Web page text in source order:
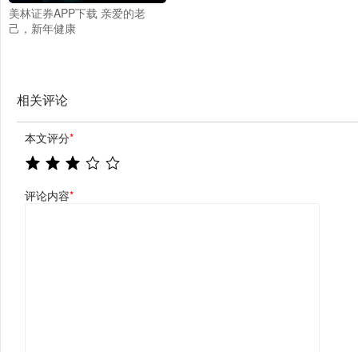
美林证券APP下载 亲爱的老
己，新年健康
相关评论
本文评分*
评论内容*